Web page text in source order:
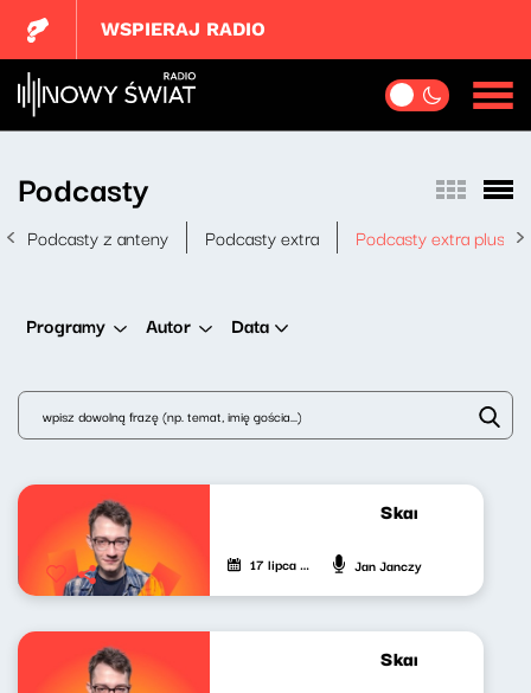
WSPIERAJ RADIO
Podcasty
Podcasty z anteny Podcasty extra Podcasty extra plus
Programy Autor Data
Skandynawskim
17 lipca 2026 Jan Janczy
Skandynawskim